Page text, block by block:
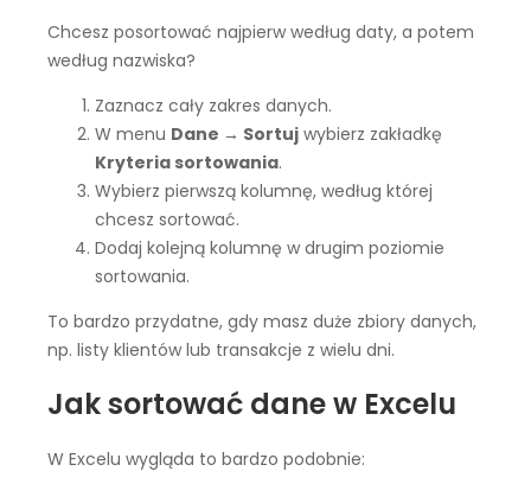
Chcesz posortować najpierw według daty, a potem
według nazwiska?
Zaznacz cały zakres danych.
W menu Dane → Sortuj wybierz zakładkę
Kryteria sortowania.
Wybierz pierwszą kolumnę, według której
chcesz sortować.
Dodaj kolejną kolumnę w drugim poziomie
sortowania.
To bardzo przydatne, gdy masz duże zbiory danych,
np. listy klientów lub transakcje z wielu dni.
Jak sortować dane w Excelu
W Excelu wygląda to bardzo podobnie: